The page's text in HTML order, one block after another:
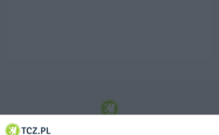
© 2001-2026 Tczew - TCZ.PL Sp. z o.o. Internetowy Serwis Informacyjny Miasta